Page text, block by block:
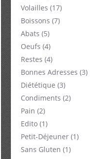
Volailles (17)
Boissons (7)
Abats (5)
Oeufs (4)
Restes (4)
Bonnes Adresses (3)
Diététique (3)
Condiments (2)
Pain (2)
Edito (1)
Petit-Déjeuner (1)
Sans Gluten (1)